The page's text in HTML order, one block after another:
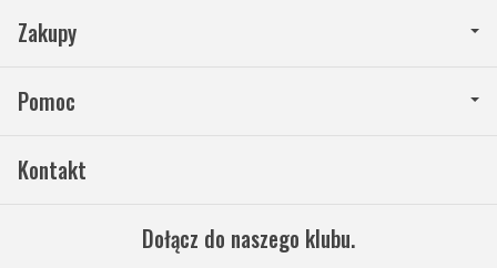
Zakupy
Pomoc
Kontakt
Dołącz do naszego klubu.